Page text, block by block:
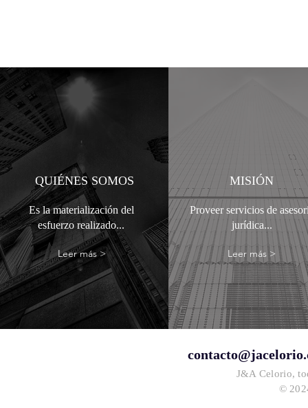
QUIÉNES SOMOS
Es la materialización del
esfuerzo realizado...
Leer más >
MISIÓN
Proveer servicios de
jurídica...
Leer más >
J&A Celorio,
©